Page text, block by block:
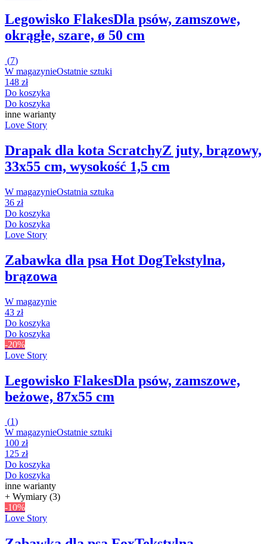
Legowisko FlakesDla psów, zamszowe,
okrągłe, szare, ø 50 cm
(7)
W magazynieOstatnie sztuki
148 zł
Do koszyka
Do koszyka
inne warianty
Love Story
Drapak dla kota ScratchyZ juty, brązowy,
33x55 cm, wysokość 1,5 cm
W magazynieOstatnia sztuka
36 zł
Do koszyka
Do koszyka
Love Story
Zabawka dla psa Hot DogTekstylna,
brązowa
W magazynie
43 zł
Do koszyka
Do koszyka
-20%
Love Story
Legowisko FlakesDla psów, zamszowe,
beżowe, 87x55 cm
(1)
W magazynieOstatnie sztuki
100 zł
125 zł
Do koszyka
Do koszyka
inne warianty
+ Wymiary (3)
-10%
Love Story